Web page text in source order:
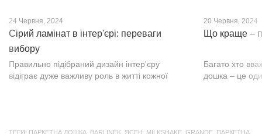
24 Червня, 2024
Сірий ламінат в інтер'єрі: переваги
вибору
Правильно підібраний дизайн інтер'єру
відіграє дуже важливу роль в житті кожної
20 Червня, 2024
Що краще –
Багато хто
дошка – це
ТЕГИ: ПАРКЕТНА ДОШКА BARLINEK ЯСЕН MILKSHAKE GRANDE ПАРКЕТНА